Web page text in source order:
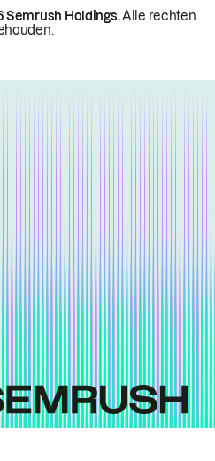
Semrush Holdings.Alle rechten